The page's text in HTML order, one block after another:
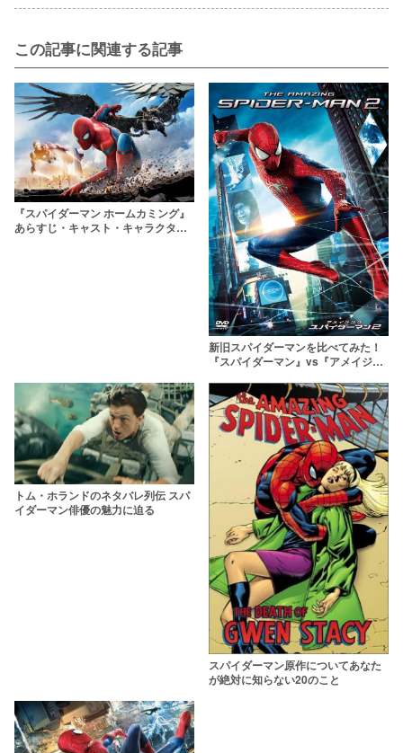
この記事に関連する記事
『スパイダーマン ホームカミング』
あらすじ・キャスト・キャラクター
新旧スパイダーマンを比べてみた！
『スパイダーマン』vs『アメイジン
トム・ホランドのネタバレ列伝 スパ
イダーマン俳優の魅力に迫る
スパイダーマン原作についてあなた
が絶対に知らない20のこと